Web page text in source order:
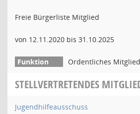
Freie Bürgerliste Mitglied
von 12.11.2020 bis 31.10.2025
Ordentliches Mitglied
STELLVERTRETENDES
Jugendhilfeausschuss